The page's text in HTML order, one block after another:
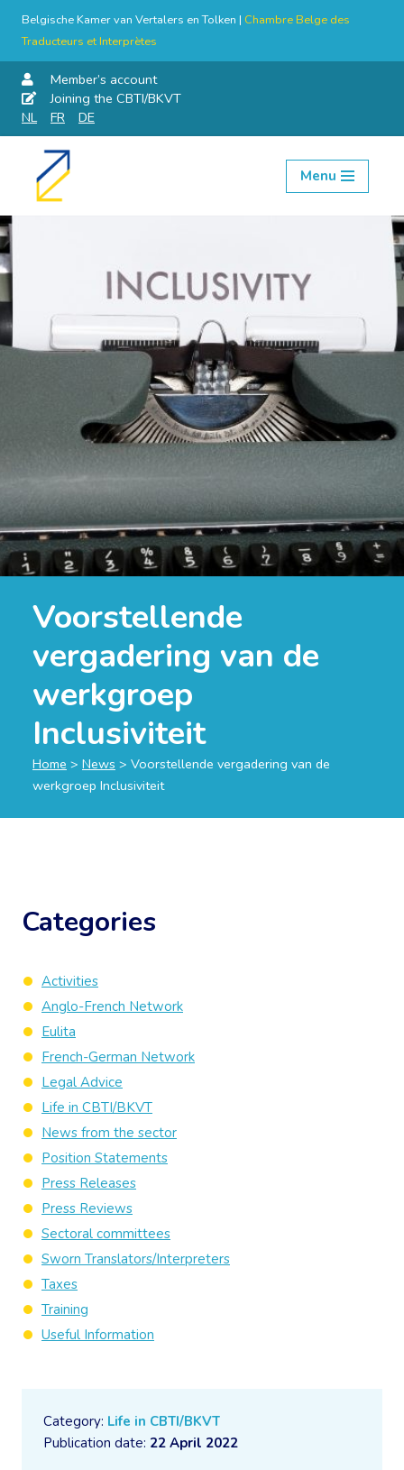
Belgische Kamer van Vertalers en Tolken | Chambre Belge des
Traducteurs et Interprètes
Member’s account
Joining the CBTI/BKVT
NL
FR DE
Skip
Menu
Voorstellende
vergadering van de
werkgroep
Inclusiviteit
Home > News > Voorstellende vergadering van de
werkgroep Inclusiviteit
Category: Life in CBTI/BKVT
Publication date: 22 April 2022
Categories
Activities
Anglo-French Network
Eulita
French-German Network
Legal Advice
Life in CBTI/BKVT
News from the sector
Position Statements
Press Releases
Press Reviews
Sectoral committees
Sworn Translators/Interpreters
Taxes
Training
Useful Information